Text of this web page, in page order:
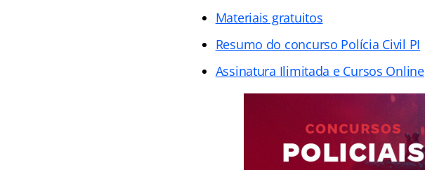
Materiais gratuitos
Resumo do concurso Polícia Civil PI
Assinatura Ilimitada e Cursos Online